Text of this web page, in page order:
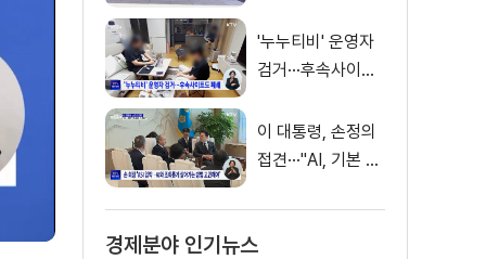
'누누티비' 운영자
검거···후속사이트
이 대통령, 손정의
접견···"AI, 기본 인
경제분야 인기뉴스